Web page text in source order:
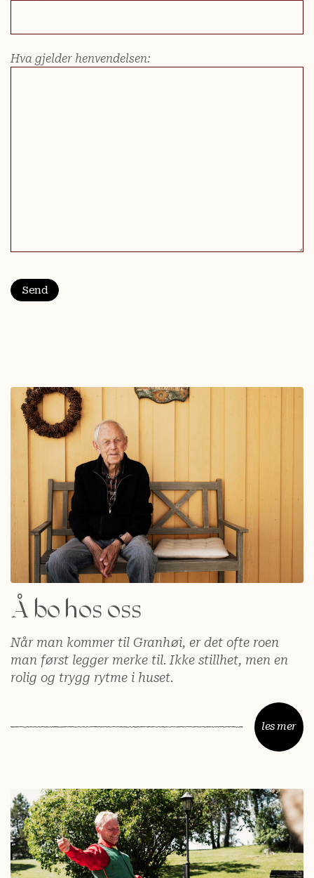
Hva gjelder henvendelsen:
Å bo hos oss
Når man kommer til Granhøi, er det ofte roen
man først legger merke til. Ikke stillhet, men en
rolig og trygg rytme i huset.
les mer